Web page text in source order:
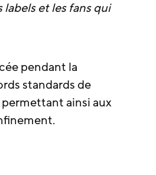
et les fans qui
pendant la
standards de
permettant ainsi aux